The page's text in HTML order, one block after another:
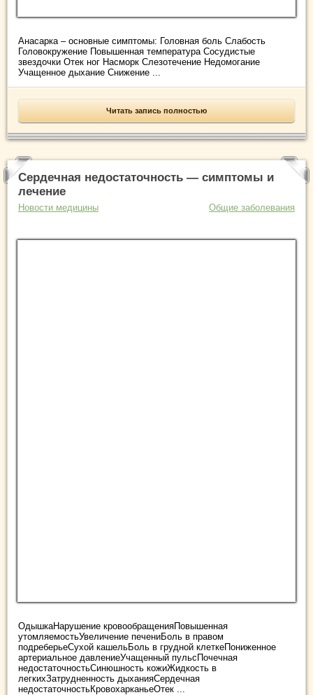
Анасарка – основные симптомы: Головная боль Слабость
Головокружение Повышенная температура Сосудистые
звездочки Отек ног Насморк Слезотечение Недомогание
Учащенное дыхание Снижение ...
Читать запись полностью
Сердечная недостаточность — симптомы и
лечение
Новости медицины Общие заболевания
ОдышкаНарушение кровообращенияПовышенная
утомляемостьУвеличение печениБоль в правом
подреберьеСухой кашельБоль в грудной клеткеПониженное
артериальное давлениеУчащенный пульсПочечная
недостаточностьСинюшность кожиЖидкость в
легкихЗатрудненность дыханияСердечная
недостаточностьКровохарканьеОтек ...